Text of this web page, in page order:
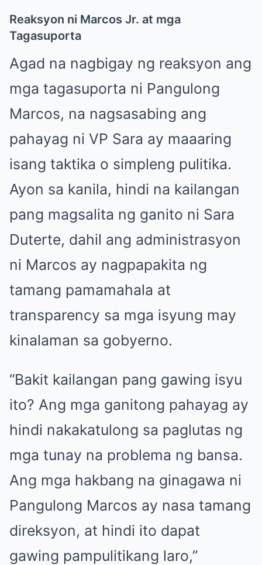
Reaksyon ni Marcos Jr. at mga
Tagasuporta
Agad na nagbigay ng reaksyon ang
mga tagasuporta ni Pangulong
Marcos, na nagsasabing ang
pahayag ni VP Sara ay maaaring
isang taktika o simpleng pulitika.
Ayon sa kanila, hindi na kailangan
pang magsalita ng ganito ni Sara
Duterte, dahil ang administrasyon
ni Marcos ay nagpapakita ng
tamang pamamahala at
transparency sa mga isyung may
kinalaman sa gobyerno.
“Bakit kailangan pang gawing isyu
ito? Ang mga ganitong pahayag ay
hindi nakakatulong sa paglutas ng
mga tunay na problema ng bansa.
Ang mga hakbang na ginagawa ni
Pangulong Marcos ay nasa tamang
direksyon, at hindi ito dapat
gawing pampulitikang laro,”